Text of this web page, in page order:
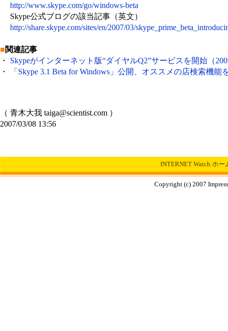
http://www.skype.com/go/windows-beta
Skype公式ブログの該当記事（英文）
http://share.skype.com/sites/en/2007/03/
■関連記事
・ Skypeがインターネット版“ダイヤルQ2”サービスを開始（
・
「Skype 3.1 Beta for Windows」公開、オススメの店検索機能
（ 青木大我 taiga@scientist.com ）
2007/03/08 13:56
INTERNET Watch ホー
Copyright (c) 2007